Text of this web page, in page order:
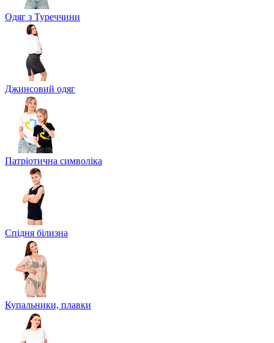
Одяг з Туреччини
Джинсовий одяг
Патріотична символіка
Спідня білизна
Купальники, плавки